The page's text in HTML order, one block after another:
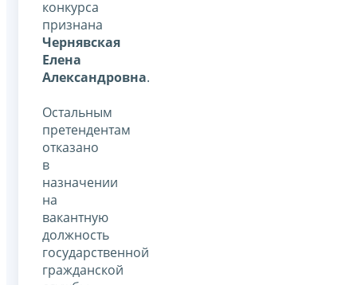
конкурса
признана
Чернявская
Елена
Александровна.
Остальным
претендентам
отказано
в
назначении
на
вакантную
должность
государственной
гражданской